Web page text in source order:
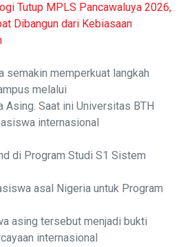
Tutup MPLS Pancawaluya 2026,
Dibangun dari Kebiasaan
semakin memperkuat langkah
melalui
Asing. Saat ini Universitas BTH
internasional
di Program Studi S1 Sistem
asal Nigeria untuk Program
asing tersebut menjadi bukti
internasional